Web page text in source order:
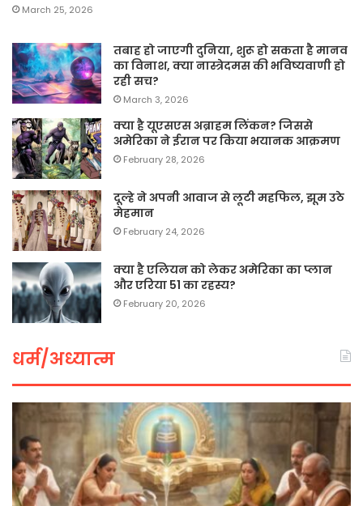
March 25, 2026
तबाह हो जाएगी दुनिया, शुरू हो सकता है मानव
का विनाश, क्या नास्त्रेदमस की भविष्यवाणी हो
रही सच?
March 3, 2026
क्या है यूएसएस अब्राहम लिंकन? जिससे
अमेरिका ने ईरान पर किया भयानक आक्रमण
February 28, 2026
दूल्हे ने अपनी आवाज से लूटी महफिल, झूम उठे
मेहमान
February 24, 2026
क्या है एलियन को लेकर अमेरिका का प्लान
और एरिया 51 का रहस्य?
February 20, 2026
धर्म/अध्यात्म